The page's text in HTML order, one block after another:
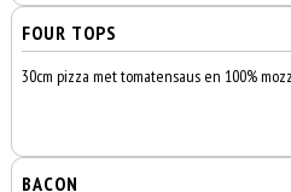
FOUR TOPS
30cm pizza met tomatensaus en 100%
BACON